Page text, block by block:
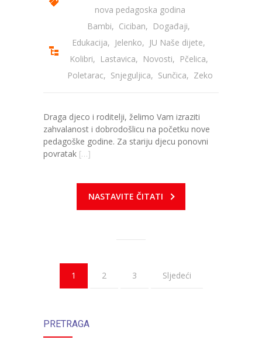
nova pedagoska godina
Bambi, Ciciban, Događaji,
Edukacija, Jelenko, JU Naše dijete,
Kolibri, Lastavica, Novosti, Pčelica,
Poletarac, Snjeguljica, Sunčica, Zeko
Draga djeco i roditelji, želimo Vam izraziti
zahvalanost i dobrodošlicu na početku nove
pedagoške godine. Za stariju djecu ponovni
povratak […]
NASTAVITE ČITATI
1 2 3 Sljedeći
PRETRAGA